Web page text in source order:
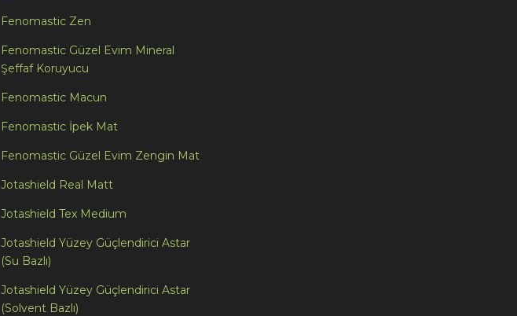
Fenomastic Zen
Fenomastic Güzel Evim Mineral
Şeffaf Koruyucu
Fenomastic Macun
Fenomastic İpek Mat
Fenomastic Güzel Evim Zengin Mat
Jotashield Real Matt
Jotashield Tex Medium
Jotashield Yüzey Güçlendirici Astar
(Su Bazlı)
Jotashield Yüzey Güçlendirici Astar
(Solvent Bazlı)